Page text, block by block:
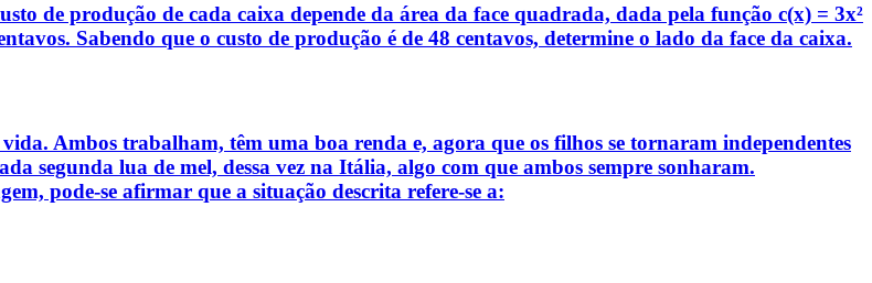
de produção de cada caixa depende da área da face quadrada, dada pela função c(x) = 3x²
Sabendo que o custo de produção é de 48 centavos, determine o lado da face da caixa.
Ambos trabalham, têm uma boa renda e, agora que os filhos se tornaram independentes
segunda lua de mel, dessa vez na Itália, algo com que ambos sempre sonharam.
pode-se afirmar que a situação descrita refere-se a: